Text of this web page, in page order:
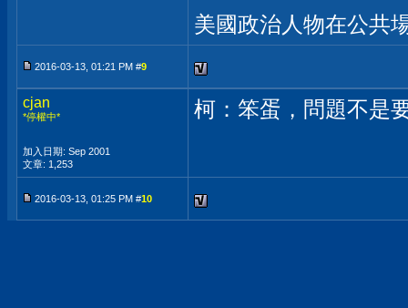
美國政治人物在公共
2016-03-13, 01:21 PM #9
cjan
*停權中*
加入日期: Sep 2001
文章: 1,253
柯：笨蛋，問題不是
2016-03-13, 01:25 PM #10